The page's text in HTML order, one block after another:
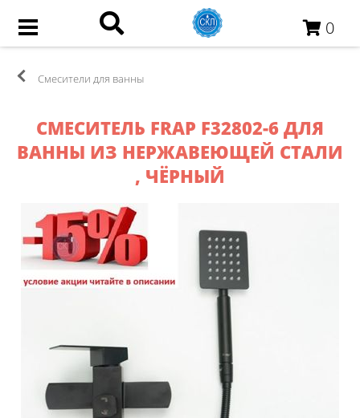
0
Смесители для ванны
СМЕСИТЕЛЬ FRAP F32802-6 ДЛЯ
ВАННЫ ИЗ НЕРЖАВЕЮЩЕЙ СТАЛИ
, ЧЁРНЫЙ